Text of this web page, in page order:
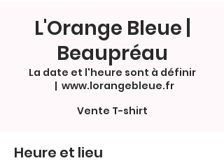
L'Orange Bleue |
Beaupréau
La date et l'heure sont à définir
  |
www.lorangebleue.fr
Vente T-shirt
Heure et lieu